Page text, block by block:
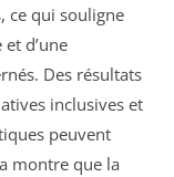
ce qui souligne
d’une
Des résultats
inclusives et
peuvent
montre que la